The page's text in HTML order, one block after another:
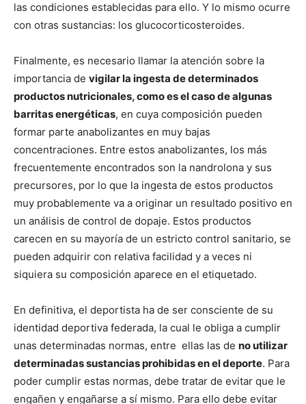
las condiciones establecidas para ello. Y lo mismo ocurre
con otras sustancias: los glucocorticosteroides.
Finalmente, es necesario llamar la atención sobre la
importancia de vigilar la ingesta de determinados
productos nutricionales, como es el caso de algunas
barritas energéticas, en cuya composición pueden
formar parte anabolizantes en muy bajas
concentraciones. Entre estos anabolizantes, los más
frecuentemente encontrados son la nandrolona y sus
precursores, por lo que la ingesta de estos productos
muy probablemente va a originar un resultado positivo en
un análisis de control de dopaje. Estos productos
carecen en su mayoría de un estricto control sanitario, se
pueden adquirir con relativa facilidad y a veces ni
siquiera su composición aparece en el etiquetado.
En definitiva, el deportista ha de ser consciente de su
identidad deportiva federada, la cual le obliga a cumplir
unas determinadas normas, entre ellas las de no utilizar
determinadas sustancias prohibidas en el deporte. Para
poder cumplir estas normas, debe tratar de evitar que le
engañen y engañarse a sí mismo. Para ello debe evitar